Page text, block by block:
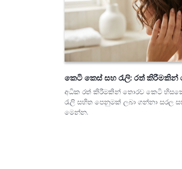
කෙටි කෙස් සහ රැලි: රත් කිරීමකින්
අධික රත් කිරීමකින් තොරව කෙටි
රැලි සහිත පෙනුමක් ලබා ගන්නා සරල
මෙන්න.